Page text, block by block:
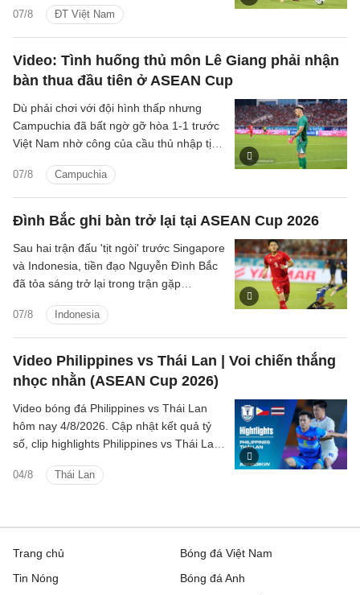
07/8 ĐT Việt Nam
Video: Tình huống thủ môn Lê Giang phải nhận
bàn thua đầu tiên ở ASEAN Cup
07/8 Campuchia
Dù phải chơi với đội hình thấp nhưng
Campuchia đã bất ngờ gỡ hòa 1-1 trước
Việt Nam nhờ công của cầu thủ nhập tịch
Đình Bắc ghi bàn trở lại tại ASEAN Cup 2026
07/8 Indonesia
Sau hai trận đấu 'tịt ngòi' trước Singapore
và Indonesia, tiền đạo Nguyễn Đình Bắc
đã tỏa sáng trở lại trong trận gặp
Video Philippines vs Thái Lan | Voi chiến thắng
nhọc nhằn (ASEAN Cup 2026)
04/8 Thái Lan
Video bóng đá Philippines vs Thái Lan
hôm nay 4/8/2026. Cập nhật kết quả tỷ
số, clip highlights Philippines vs Thái Lan
huống trên sân.
Trang chủ
Tin Nóng
Bóng đá Việt Nam
Bóng đá Anh